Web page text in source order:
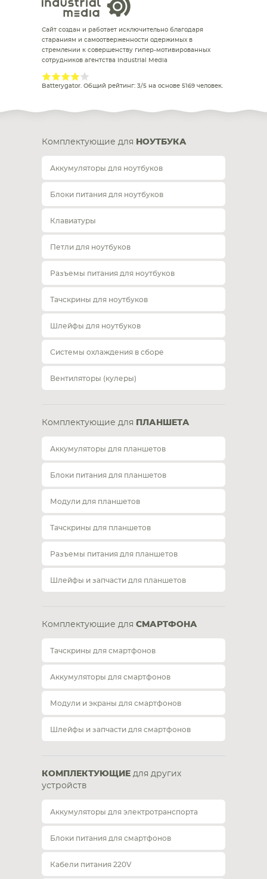
Сайт создан и работает исключительно благодаря
стараниям и самоотверженности одержимых в
стремлении к совершенству гипер-мотивированных
сотрудников агентства Industrial Media
Batterygator. Общий рейтинг: 3/5 на основе 5169 человек.
Комплектующие для НОУТБУКА
Аккумуляторы для ноутбуков
Блоки питания для ноутбуков
Клавиатуры
Петли для ноутбуков
Разъемы питания для ноутбуков
Тачскрины для ноутбуков
Шлейфы для ноутбуков
Системы охлаждения в сборе
Вентиляторы (кулеры)
Комплектующие для ПЛАНШЕТА
Аккумуляторы для планшетов
Блоки питания для планшетов
Модули для планшетов
Тачскрины для планшетов
Разъемы питания для планшетов
Шлейфы и запчасти для планшетов
Комплектующие для СМАРТФОНА
Тачскрины для смартфонов
Аккумуляторы для смартфонов
Модули и экраны для смартфонов
Шлейфы и запчасти для смартфонов
КОМПЛЕКТУЮЩИЕ для других
устройств
Аккумуляторы для электротранспорта
Блоки питания для смартфонов
Кабели питания 220V